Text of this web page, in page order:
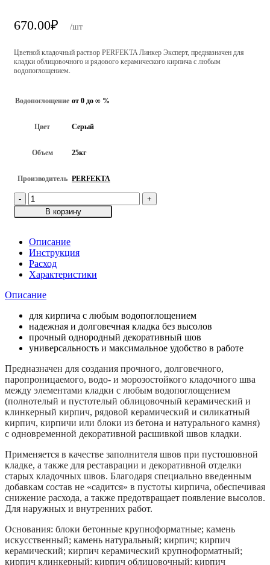
670.00₽ /шт
Цветной кладочный раствор PERFEKTA Линкер Эксперт, предназначен для
кладки облицовочного и рядового керамического кирпича с любым
водопоглощением.
Водопоглощение от 0 до ∞ %
Цвет Серый
Объем 25кг
Производитель PERFEKTA
Количество
товара
Смесь
цветная
PERFEKTA
Линкер
Эксперт,
25кг
В корзину
Описание
Инструкция
Расход
Характеристики
Описание
для кирпича с любым водопоглощением
надежная и долговечная кладка без высолов
прочный однородный декоративный шов
универсальность и максимальное удобство в работе
Предназначен для создания прочного, долговечного,
паропроницаемого, водо- и морозостойкого кладочного шва
между элементами кладки с любым водопоглощением
(полнотелый и пустотелый облицовочный керамический и
клинкерный кирпич, рядовой керамический и силикатный
кирпич, кирпичи или блоки из бетона и натурального камня)
с одновременной декоративной расшивкой швов кладки.
Применяется в качестве заполнителя швов при пустошовной
кладке, а также для реставрации и декоративной отделки
старых кладочных швов. Благодаря специально введенным
добавкам состав не «садится» в пустоты кирпича, обеспечивая
снижение расхода, а также предотвращает появление высолов.
Для наружных и внутренних работ.
Основания: блоки бетонные крупноформатные; камень
искусственный; камень натуральный; кирпич; кирпич
керамический; кирпич керамический крупноформатный;
кирпич клинкерный; кирпич облицовочный; кирпич